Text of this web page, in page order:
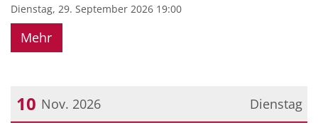
Dienstag, 29. September 2026 19:00
Mehr
Dienstag
10 Nov. 2026